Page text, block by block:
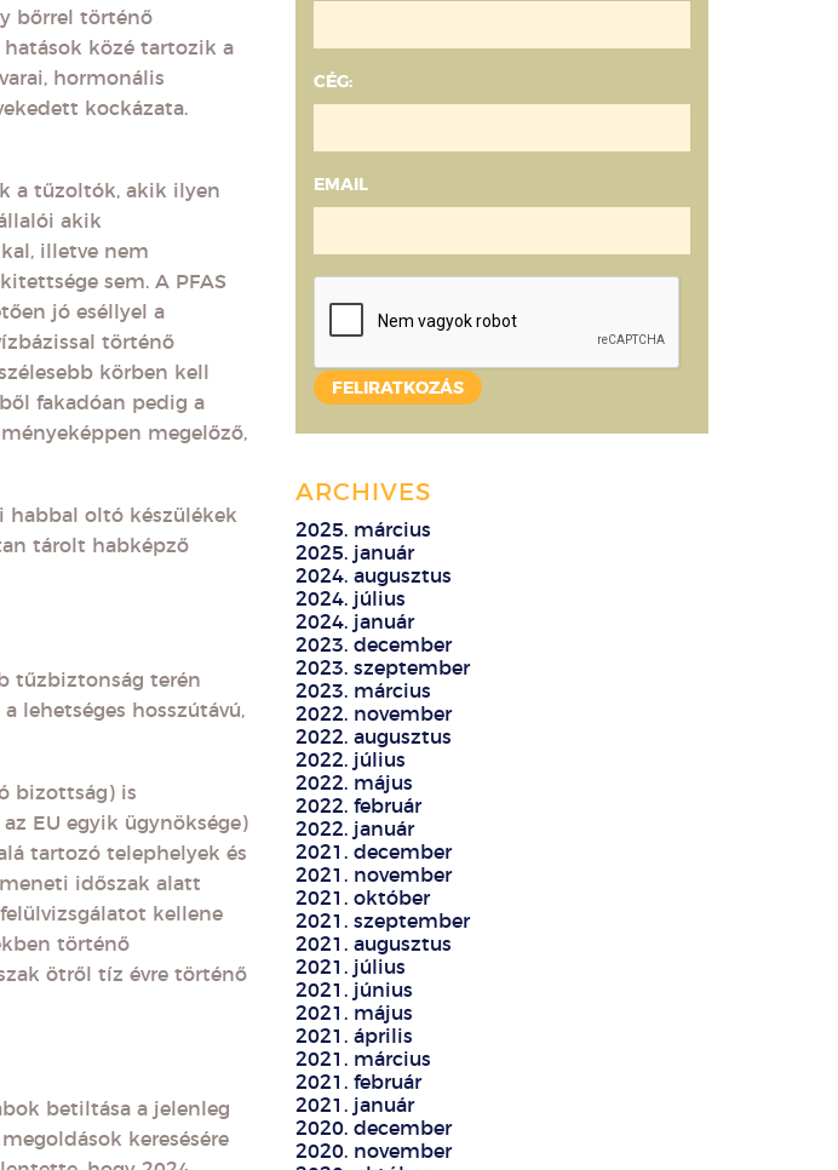
bőrrel történő
közé tartozik a
hormonális
kockázata.
a tűzoltók, akik ilyen
akik
illetve nem
sem. A PFAS
jó eséllyel a
történő
körben kell
fakadóan pedig a
megelőző,
habbal oltó készülékek
tárolt habképző
tűzbiztonság terén
lehetséges hosszútávú,
bizottság) is
EU egyik ügynöksége)
tartozó telephelyek és
időszak alatt
kellene
történő
ötről tíz évre történő
betiltása a jelenleg
keresésére
CÉG:
EMAIL
ARCHIVES
2025. március
2025. január
2024. augusztus
2024. július
2024. január
2023. december
2023. szeptember
2023. március
2022. november
2022. augusztus
2022. július
2022. május
2022. február
2022. január
2021. december
2021. november
2021. október
2021. szeptember
2021. augusztus
2021. július
2021. június
2021. május
2021. április
2021. március
2021. február
2021. január
2020. december
2020. november